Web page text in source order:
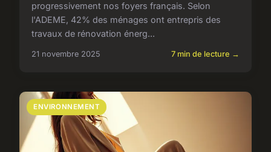
progressivement nos foyers français. Selon
l'ADEME, 42% des ménages ont entrepris des
travaux de rénovation énerg...
21 novembre 2025 7 min de lecture →
ENVIRONNEMENT